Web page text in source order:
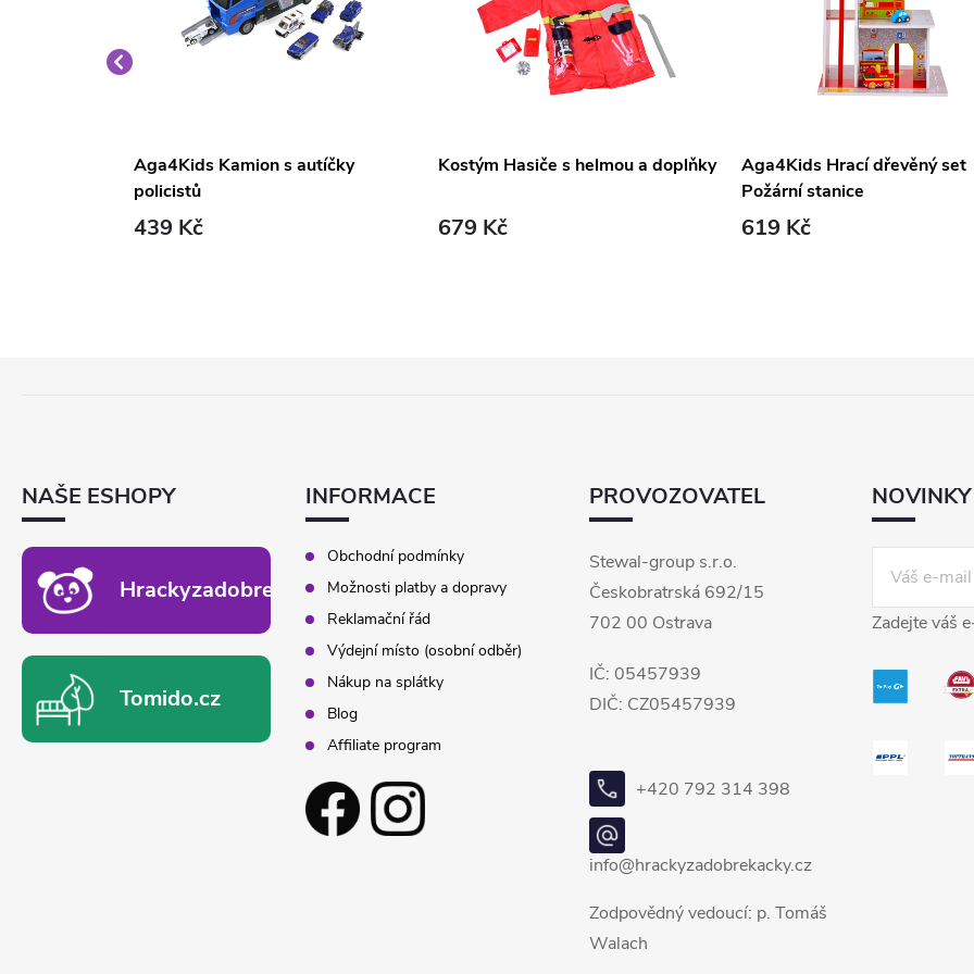
Aga4Kids Kamion s autíčky
policistů
439 Kč
Kostým Hasiče s helmou a doplňky
679 Kč
Aga4Kids Hrací dřevěný set
Požární stanice
619 Kč
NAŠE ESHOPY
Hrackyzadobrekacky.cz
Tomido.cz
INFORMACE
Obchodní podmínky
Možnosti platby a dopravy
Reklamační řád
Výdejní místo (osobní odběr)
Nákup na splátky
Blog
Affiliate program
PROVOZOVATEL
Stewal-group s.r.o.
Českobratrská 692/15
702 00 Ostrava
IČ: 05457939
DIČ: CZ05457939
+420 792 314 398
info@hrackyzadobrekacky.cz
Zodpovědný vedoucí: p. Tomáš
Walach
Zadejte váš